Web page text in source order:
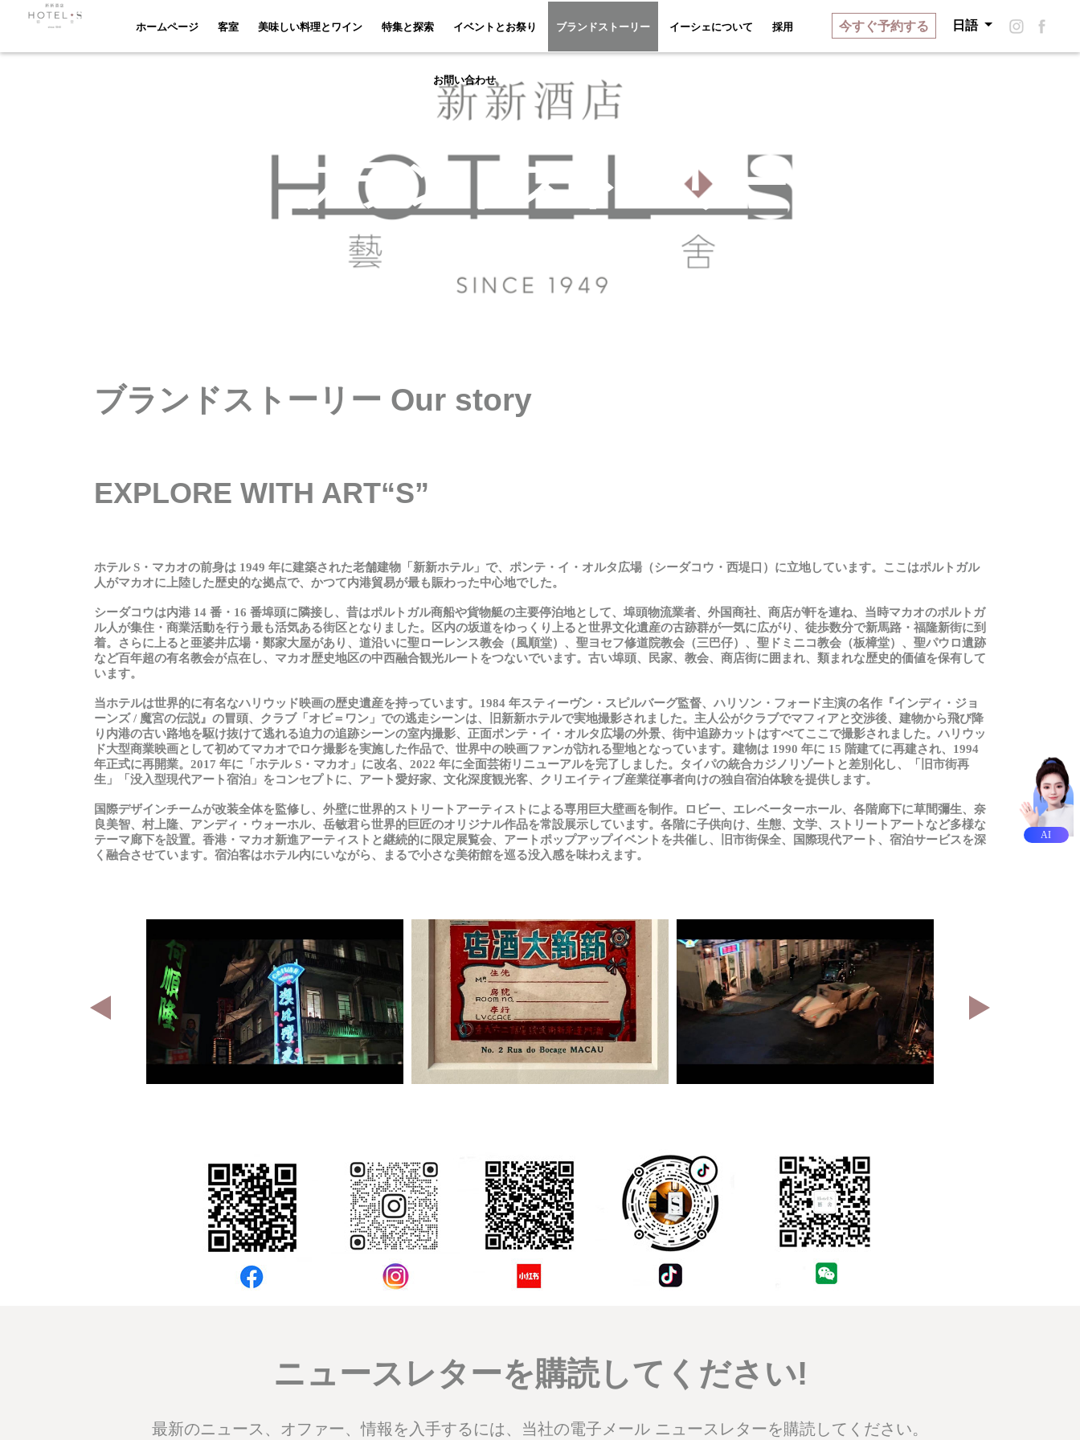
ホームページ 客室 美味しい料理とワイン 特集と探索 イベントとお祭り ブランドストーリー イーシェについて 採用
お問い合わせ
今すぐ予約する 日語
ホームページ 客室 美味しい料理とワイン 特集と探索 イベントとお祭り ブランドストーリー イーシェについて
採用
ブランドストーリー
ブランドストーリー Our story
EXPLORE WITH ART“S”
ホテル S ・ マカオの前身は 1949 年に建築された老舗建物「新新ホテル」で、ポンテ ・ イ ・ オルタ広場（シーダコウ ・ 西堤口）に立地しています。ここはポルトガル
人がマカオに上陸した歴史的な拠点で、かつて内港貿易が最も賑わった中心地でした。
シーダコウは内港 14 番 ・ 16 番埠頭に隣接し、昔はポルトガル商船や貨物艇の主要停泊地として、埠頭物流業者、外国商社、商店が軒を連ね、当時マカオのポルトガ
ル人が集住 ・ 商業活動を行う最も活気ある街区となりました。 区内の坂道をゆっくり上ると世界文化遺産の古跡群が一気に広がり 、徒歩数分で新馬路 ・ 福隆新街に到
着。
さらに上ると亜婆井広場 ・ 鄭家大屋があり、道沿いに聖ローレンス教会（風順堂）、聖ヨセフ修道院教会（三巴仔）、聖ドミニコ教会（板樟堂）、聖パウロ遺跡
など百年超の有名教会が点在し、マカオ歴史地区の中西融合観光ルートをつないでいます。古い埠頭、民家、教会、商店街に囲まれ、類まれな歴史的価値を保有して
います。
当ホテルは世界的に有名なハリウッド映画の歴史遺産を持っています。 1984 年スティーヴン ・ スピルバーグ監督、ハリソン ・ フォード主演の名作『インディ ・ ジョ
ーンズ/ 魔宮の伝説』の冒頭、クラブ「オビ＝ワン」での逃走シーンは、旧新新ホテルで実地撮影されました。主人公がクラブでマフィアと交渉後、建物から飛び降
り内港の古い路地を駆け抜けて逃れる迫力の追跡シーンの室内撮影、正面ポンテ ・ イ ・ オルタ広場の外景、街中追跡カットはすべてここで撮影されました。ハリウッ
ド大型商業映画として初めてマカオでロケ撮影を実施した作品で、世界中の映画ファンが訪れる聖地となっています。建物は 1990 年に 15 階建てに再建され、1994
年正式に再開業。2017 年に「ホテル S ・ マカオ」に改名、 2022 年に全面芸術リニューアルを完了しました。タイパの統合カジノリゾートと差別化し、「旧市街再
生」「没入型現代アート宿泊」をコンセプトに、アート愛好家、文化深度観光客、クリエイティブ産業従事者向けの独自宿泊体験を提供します。
国際デザインチームが改装全体を監修し、外壁に世界的ストリートアーティストによる専用巨大壁画を制作。
ロビー、エレベーターホール、各階廊下に草間彌生、奈
良美智、村上隆、アンディ ・ ウォーホル、岳敏君ら世界的巨匠のオリジナル作品を常設展示しています。各階に子供向け、生態、文学、ストリートアートなど多様な
テーマ廊下を設置。香港 ・ マカオ新進アーティストと継続的に限定展覧会、アートポップアップイベントを共催し、旧市街保全、国際現代アート、宿泊サービスを深
く融合させています。宿泊客はホテル内にいながら、まるで小さな美術館を巡る没入感を味わえます。
コメント
AI
ニュースレターを購読してください!
最新のニュース、オファー、情報を入手するには、当社の電子メール ニュースレターを購読してください。